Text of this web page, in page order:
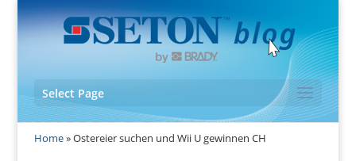
Select Page
Home»Ostereier suchen und Wii U gewinnen CH